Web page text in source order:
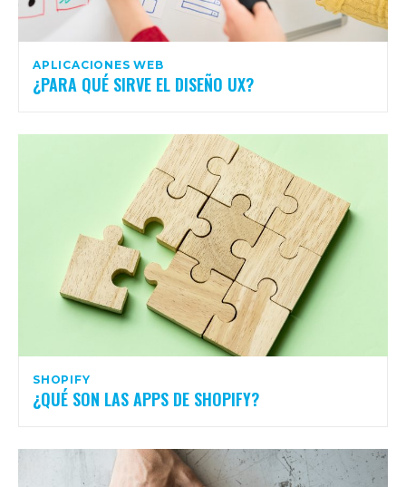
APLICACIONES WEB
¿PARA QUÉ SIRVE EL DISEÑO UX?
SHOPIFY
¿QUÉ SON LAS APPS DE SHOPIFY?